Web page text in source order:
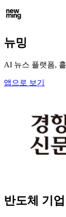
뉴밍
AI 뉴스 플랫폼,
앱으로 보기
반도체 기